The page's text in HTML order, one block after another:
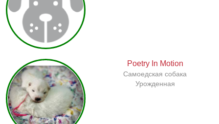
Poetry In Motion
Самоедская собака
Урожденная